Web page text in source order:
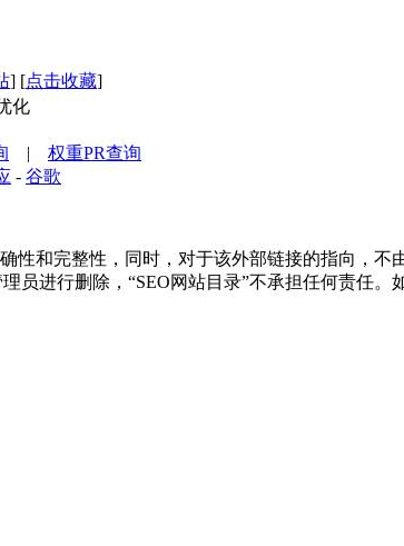
] [点击收藏]
化
| 权重PR查询
- 谷歌
性和完整性，同时，对于该外部链接的指向，不
员进行删除，“SEO网站目录”不承担任何责任